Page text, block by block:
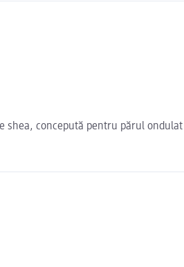
concepută pentru părul